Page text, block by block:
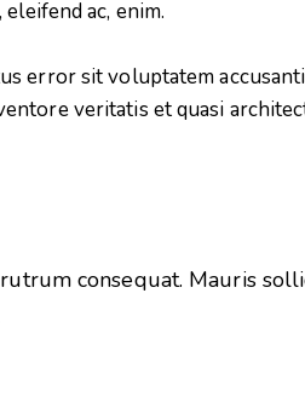
ac, enim.
error sit voluptatem
veritatis et quasi
consequat. Mauris